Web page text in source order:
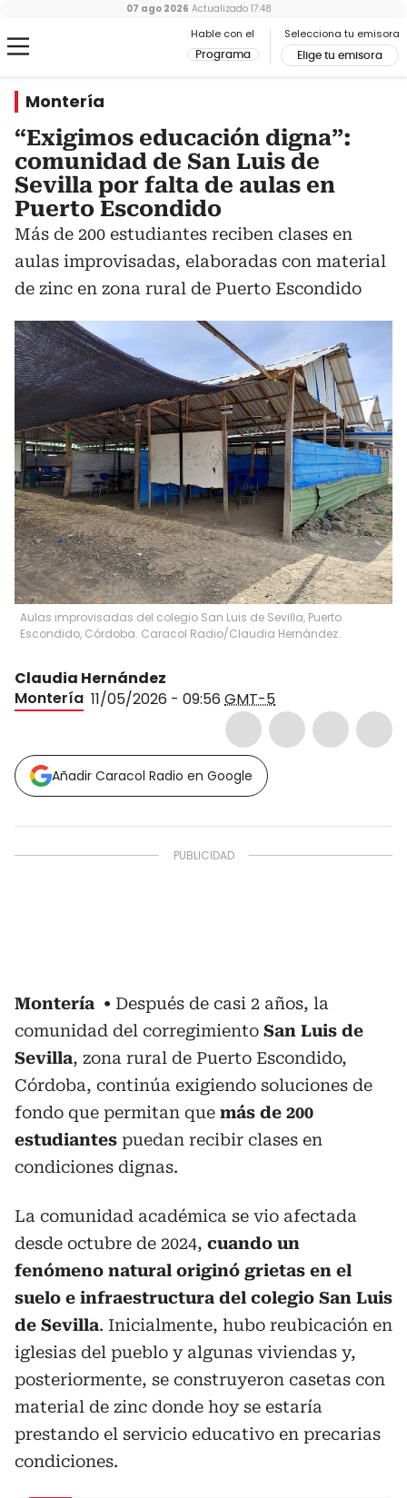
Hable con el
Programa
Selecciona tu emisora
Elige tu emisora
07 ago 2026 Actualizado 17:48
Montería
“Exigimos educación digna”:
comunidad de San Luis de
Sevilla por falta de aulas en
Puerto Escondido
Más de 200 estudiantes reciben clases en
aulas improvisadas, elaboradas con material
de zinc en zona rural de Puerto Escondido
Aulas improvisadas del colegio San Luis de Sevilla, Puerto
Escondido, Córdoba. Caracol Radio/Claudia Hernández.
Claudia Hernández
Montería 11/05/2026 - 09:56 GMT-5
Añadir Caracol Radio en Google
Montería
Después de casi 2 años, la
comunidad del corregimiento San Luis de
Sevilla, zona rural de Puerto Escondido,
Córdoba, continúa exigiendo soluciones de
fondo que permitan que más de 200
estudiantes puedan recibir clases en
condiciones dignas.
La comunidad académica se vio afectada
desde octubre de 2024, cuando un
fenómeno natural originó grietas en el
suelo e infraestructura del colegio San Luis
de Sevilla. Inicialmente, hubo reubicación en
iglesias del pueblo y algunas viviendas y,
posteriormente, se construyeron casetas con
material de zinc donde hoy se estaría
prestando el servicio educativo en precarias
condiciones.